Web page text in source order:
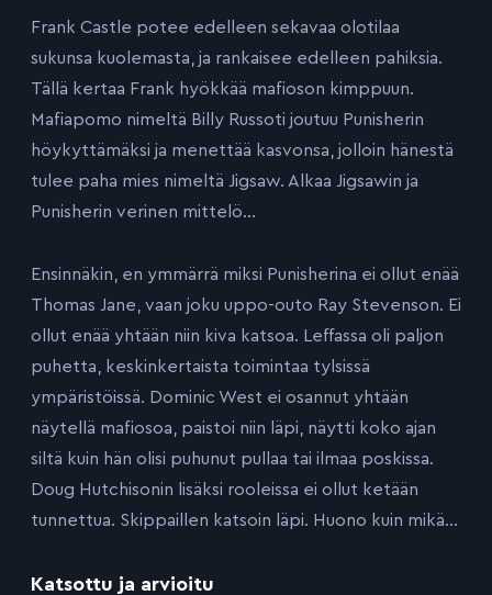
Frank Castle potee edelleen sekavaa olotilaa
sukunsa kuolemasta, ja rankaisee edelleen pahiksia.
Tällä kertaa Frank hyökkää mafioson kimppuun.
Mafiapomo nimeltä Billy Russoti joutuu Punisherin
höykyttämäksi ja menettää kasvonsa, jolloin hänestä
tulee paha mies nimeltä Jigsaw. Alkaa Jigsawin ja
Punisherin verinen mittelö…
Ensinnäkin, en ymmärrä miksi Punisherina ei ollut enää
Thomas Jane, vaan joku uppo-outo Ray Stevenson. Ei
ollut enää yhtään niin kiva katsoa. Leffassa oli paljon
puhetta, keskinkertaista toimintaa tylsissä
ympäristöissä. Dominic West ei osannut yhtään
näytellä mafiosoa, paistoi niin läpi, näytti koko ajan
siltä kuin hän olisi puhunut pullaa tai ilmaa poskissa.
Doug Hutchisonin lisäksi rooleissa ei ollut ketään
tunnettua. Skippaillen katsoin läpi. Huono kuin mikä…
Katsottu ja arvioitu